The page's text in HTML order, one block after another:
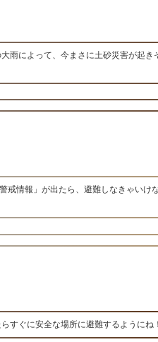
雨によって、今まさに土砂災害が起き
戒情報」が出たら、避難しなきゃいけ
すぐに安全な場所に避難するようにね！